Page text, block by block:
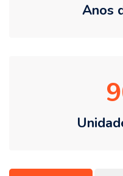
Anos